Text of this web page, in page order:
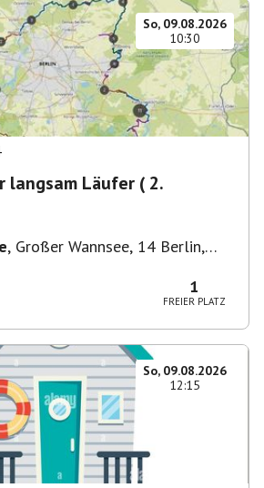
So, 09.08.2026
10:30
langsam Läufer ( 2.
, Großer Wannsee, 14 Berlin,
1
FREIER PLATZ
So, 09.08.2026
12:15